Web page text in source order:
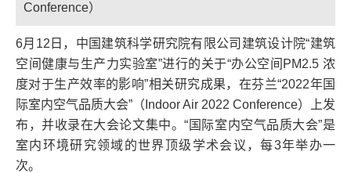
Conference）
6月12日，中国建筑科学研究院有限公司建筑设计院“建筑
空间健康与生产力实验室”进行的关于“办公空间PM2.5 浓
度对于生产效率的影响”相关研究成果，在芬兰“2022年国
际室内空气品质大会”（Indoor Air 2022 Conference）上发
布，并收录在大会论文集中。“国际室内空气品质大会”是
室内环境研究领域的世界顶级学术会议，每3年举办一
次。